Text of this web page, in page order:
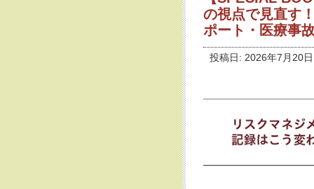
の視点で見直す
ポート・医療事
投稿日: 2026年7月20